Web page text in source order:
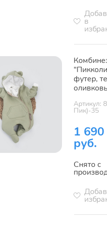
в
футер,
Артикул:
Пик)-35
1 690
руб.
Снято с